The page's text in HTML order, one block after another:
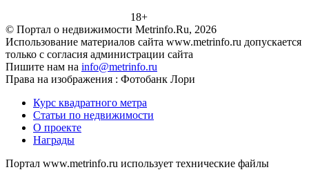
18+
© Портал о недвижимости Metrinfo.Ru, 2026
Использование материалов сайта www.metrinfo.ru допускается
только с согласия администрации сайта
Пишите нам на info@metrinfo.ru
Права на изображения : Фотобанк Лори
Курс квадратного метра
Статьи по недвижимости
О проекте
Награды
Портал www.metrinfo.ru использует технические файлы